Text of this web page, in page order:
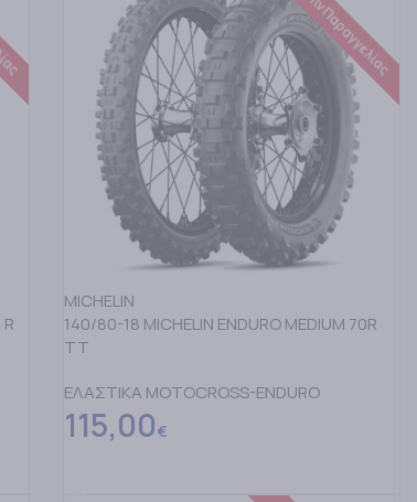
MICHELIN
140/80-18 MICHELIN ENDURO MEDIUM 70R
TT
ΕΛΑΣΤΙΚΑ MOTOCROSS-ENDURO
115,00€